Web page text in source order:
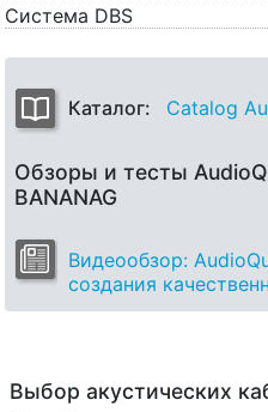
Система DBS
Каталог: Catalog
Обзоры и тесты
BANANAG
Видеообзор:
создания
Выбор акустических